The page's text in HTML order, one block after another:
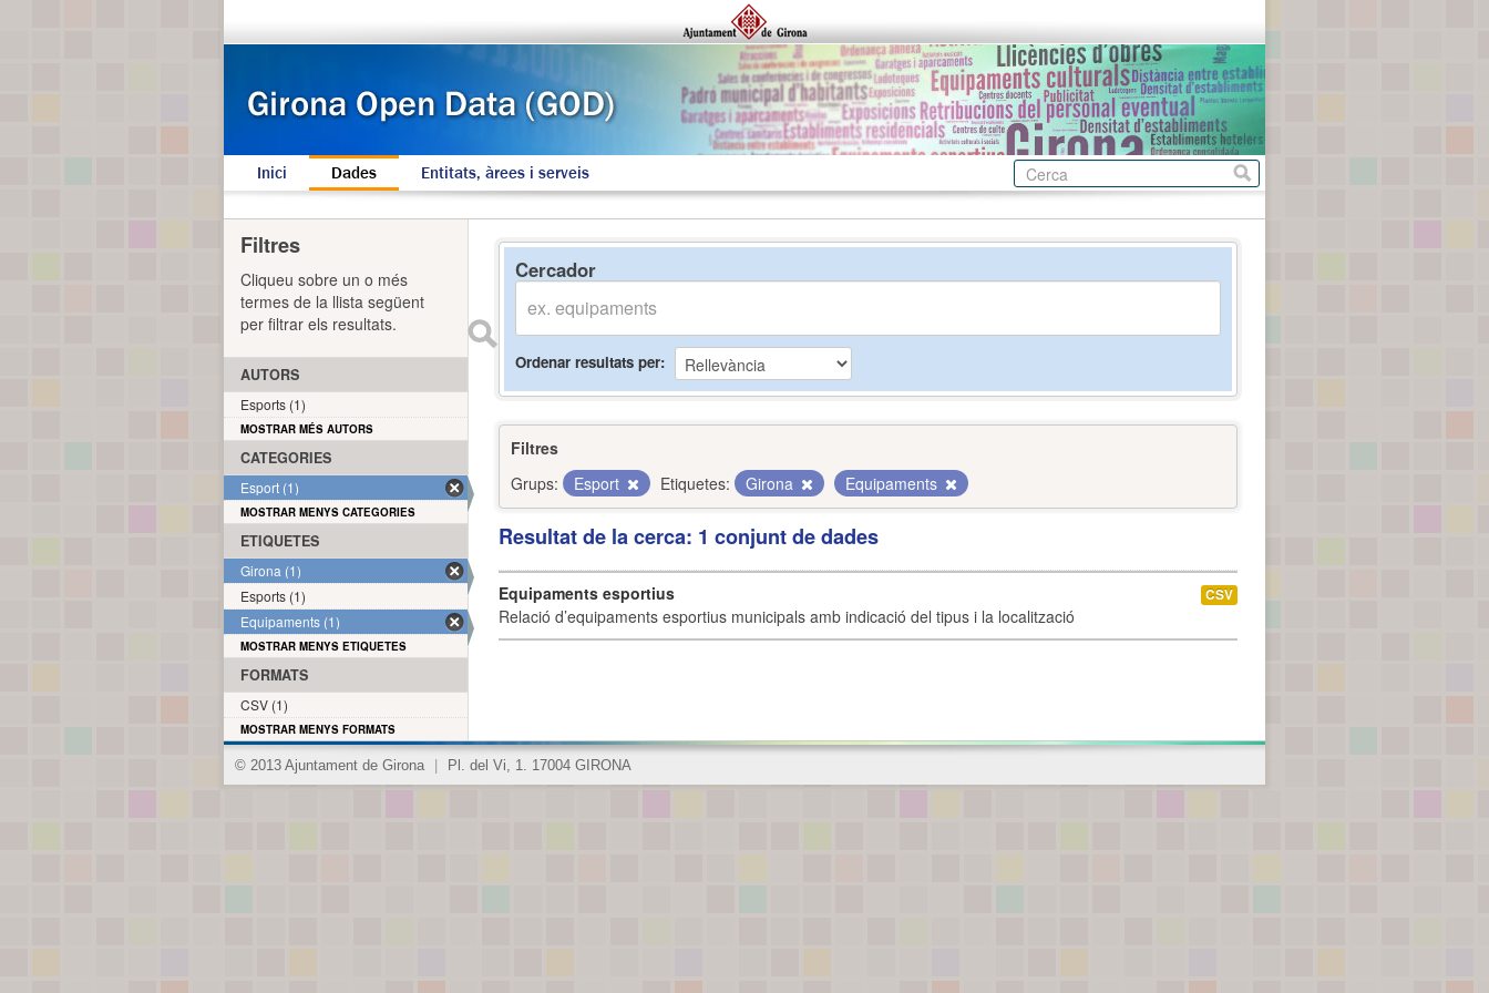
Inici Dades Entitats, àrees i serveis
Cercador
Ordenar resultats per
Filtres
Grups:
Esport Etiquetes: Girona Equipaments
Resultat de la cerca: 1 conjunt de dades
Equipaments esportius
Relació d’equipaments esportius municipals amb indicació del tipus i la localització
CSV
Filtres
Cliqueu sobre un o més
termes de la llista següent
per filtrar els resultats.
AUTORS
Esports (1)
MOSTRAR MÉS AUTORS
CATEGORIES
Esport (1)
MOSTRAR MENYS CATEGORIES
ETIQUETES
Girona (1)
Esports (1)
Equipaments (1)
MOSTRAR MENYS ETIQUETES
FORMATS
CSV (1)
MOSTRAR MENYS FORMATS
© 2013 Ajuntament de Girona Pl. del Vi, 1. 17004 GIRONA